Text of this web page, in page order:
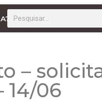
–
14/06